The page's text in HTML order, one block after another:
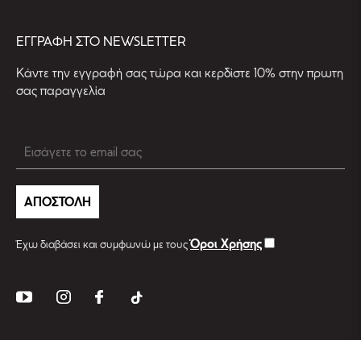
EΓΓΡΑΦΗ ΣΤΟ NEWSLETTER
Kάντε την εγγραφή σας τώρα και κερδίστε 10% στην πρωτη
σας παραγγελία
ΑΠΟΣΤΟΛΗ
Έχω διαβάσει και συμφωνώ με τουςΌροι Χρήσης